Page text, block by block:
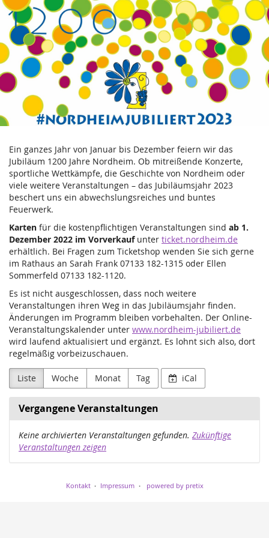
Zum
Haupt-
Inhalt
springen
Kultur
-
Gemeinde
Nordheim
Ein ganzes Jahr von Januar bis Dezember feiern wir das
Jubiläum 1200 Jahre Nordheim. Ob mitreißende Konzerte,
sportliche Wettkämpfe, die Geschichte von Nordheim oder
viele weitere Veranstaltungen – das Jubiläumsjahr 2023
beschert uns ein abwechslungsreiches und buntes
Feuerwerk.
Karten für die kostenpflichtigen Veranstaltungen sind ab 1.
Dezember 2022 im Vorverkaufunter ticket.nordheim.de
erhältlich. Bei Fragen zum Ticketshop wenden Sie sich gerne
im Rathaus an Sarah Frank 07133 182-1315 oder Ellen
Sommerfeld 07133 182-1120.
Es ist nicht ausgeschlossen, dass noch weitere
Veranstaltungen ihren Weg in das Jubiläumsjahr finden.
Änderungen im Programm bleiben vorbehalten. Der Online-
Veranstaltungskalender unter www.nordheim-jubiliert.de
wird laufend aktualisiert und ergänzt. Es lohnt sich also, dort
regelmäßig vorbeizuschauen.
Liste Woche Monat Tag iCal
Vergangene Veranstaltungen
Keine archivierten Veranstaltungen gefunden. Zukünftige
Veranstaltungen zeigen
Kontakt Impressum powered by pretix